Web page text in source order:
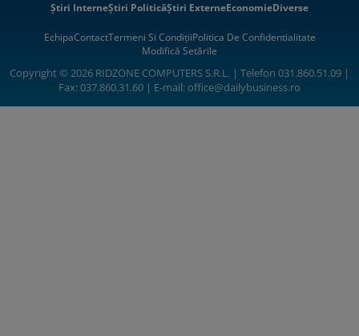
Știri InterneȘtiri PoliticăȘtiri ExterneEconomieDiverse
EchipaContactTermeni Si CondițiiPolitica De Confidentialitate
Modifică Setările
Copyright © 2026 RIDZONE COMPUTERS S.R.L. | Telefon 031.860.51.09 |
Fax: 037.860.31.60 | E-mail:office@dailybusiness.ro